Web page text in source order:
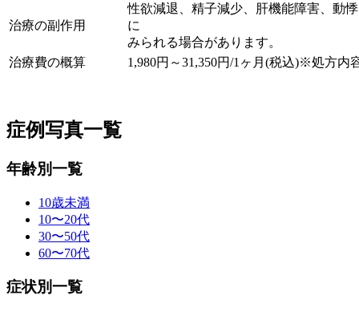
治療の副作用
性欲減退、精子減少、肝機能障害、動
に
みられる場合があります。
治療費の概算
1,980円～31,350円/1ヶ月(税込)※処方内
症例写真一覧
年齢別一覧
10歳未満
10〜20代
30〜50代
60〜70代
症状別一覧